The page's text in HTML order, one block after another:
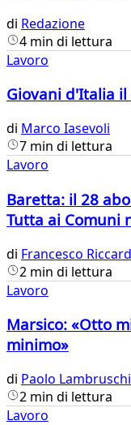
di Redazione
4 min di lettura
Lavoro
Giovani d'Italia
di Marco Iasevoli
7 min di lettura
Lavoro
Baretta: il 28
Tutta ai Comuni
di Francesco
2 min di lettura
Lavoro
Marsico: «Otto
minimo»
di Paolo Lambruschi
2 min di lettura
Lavoro